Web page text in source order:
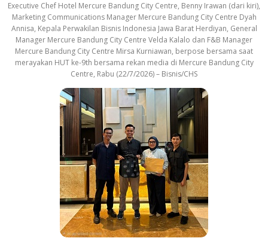
Executive Chef Hotel Mercure Bandung City Centre, Benny Irawan (dari kiri),
Marketing Communications Manager Mercure Bandung City Centre Dyah
Annisa, Kepala Perwakilan Bisnis Indonesia Jawa Barat Herdiyan, General
Manager Mercure Bandung City Centre Velda Kalalo dan F&B Manager
Mercure Bandung City Centre Mirsa Kurniawan, berpose bersama saat
merayakan HUT ke-9th bersama rekan media di Mercure Bandung City
Centre, Rabu (22/7/2026) – Bisnis/CHS